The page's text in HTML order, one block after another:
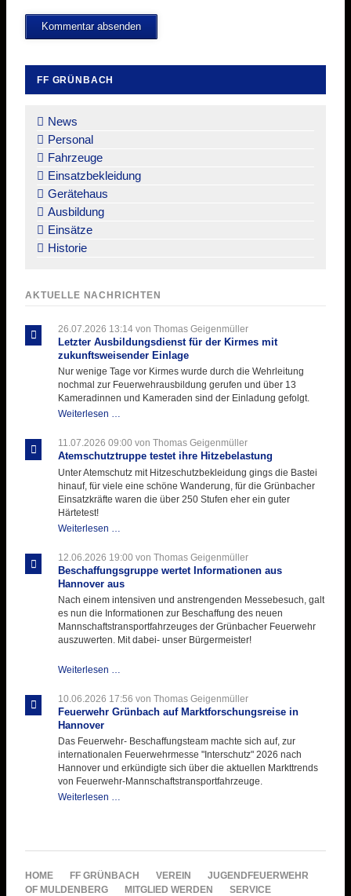
Kommentar absenden
FF GRÜNBACH
überspringen
News
Personal
Fahrzeuge
Einsatzbekleidung
Gerätehaus
Ausbildung
Einsätze
Historie
AKTUELLE NACHRICHTEN
26.07.2026 13:14von Thomas Geigenmüller
Letzter Ausbildungsdienst für der Kirmes mit
zukunftsweisender Einlage
Nur wenige Tage vor Kirmes wurde durch die Wehrleitung
nochmal zur Feuerwehrausbildung gerufen und über 13
Kameradinnen und Kameraden sind der Einladung gefolgt.
Weiterlesen …
für
der
11.07.2026 09:00 von Thomas Geigenmüller
Atemschutztruppe testet ihre Hitzebelastung
Unter Atemschutz mit Hitzeschutzbekleidung gings die Bastei
hinauf, für viele eine schöne Wanderung, für die Grünbacher
Einsatzkräfte waren die über 250 Stufen eher ein guter
Härtetest!
Weiterlesen …
ihre
Hitzebelastung
12.06.2026 19:00 von Thomas Geigenmüller
Beschaffungsgruppe wertet Informationen aus
Hannover aus
Nach einem intensiven und anstrengenden Messebesuch, galt
es nun die Informationen zur Beschaffung des neuen
Mannschaftstransportfahrzeuges der Grünbacher Feuerwehr
auszuwerten. Mit dabei- unser Bürgermeister!
Weiterlesen …
Informationen
aus
10.06.2026 17:56 von Thomas Geigenmüller
Feuerwehr Grünbach auf Marktforschungsreise in
Hannover
Das Feuerwehr- Beschaffungsteam machte sich auf, zur
internationalen Feuerwehrmesse "Interschutz" 2026 nach
Hannover und erkündigte sich über die aktuellen Markttrends
von Feuerwehr-Mannschaftstransportfahrzeuge.
Weiterlesen …
in
NAVIGATION
ÜBERSPRINGEN
HOME FF GRÜNBACH VEREIN
JUGENDFEUERWEHR
OF MULDENBERG
MITGLIED WERDEN SERVICE